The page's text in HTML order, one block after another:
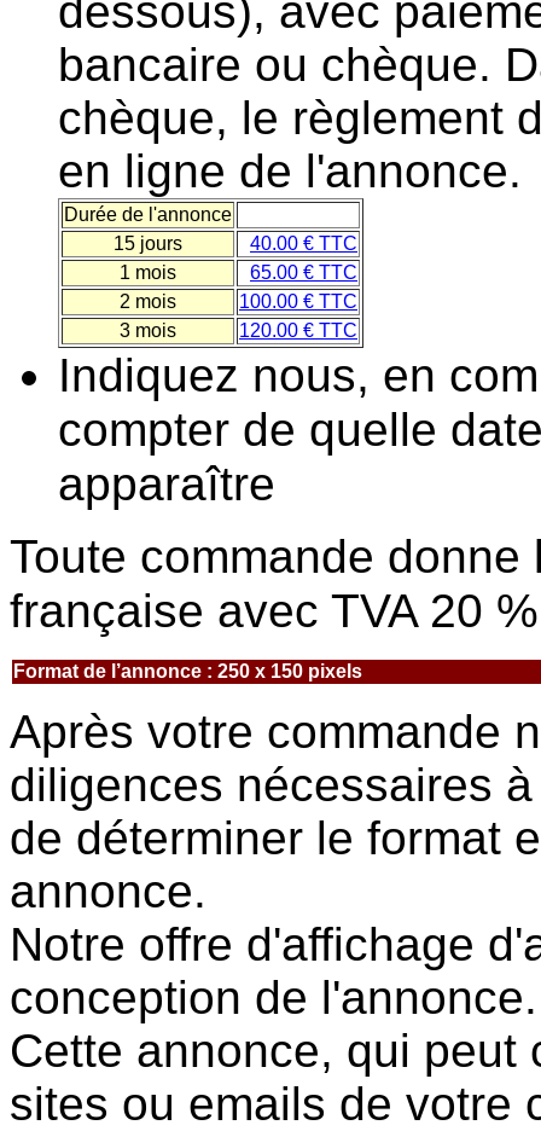
dessous), avec
bancaire ou chèque.
chèque, le règlement
en ligne de l'annonce.
Durée de l'annonce
15 jours
40.00 € TTC
1 mois
65.00 € TTC
2 mois
100.00 € TTC
3 mois
120.00 € TTC
Indiquez nous, en
compter de quelle
apparaître
Toute commande donne
française avec TVA 20 %
Format de l’annonce : 250 x 150 pixels
Après votre commande
diligences nécessaires
de déterminer le format
annonce.
Notre offre d'affichage
conception de
Cette annonce, qui
sites ou emails de votre